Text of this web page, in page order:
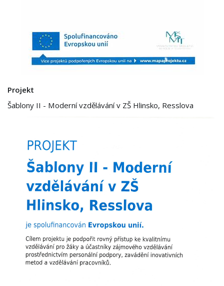
Projekt
Šablony II - Moderní vzdělávání v ZŠ Hlinsko, Resslova